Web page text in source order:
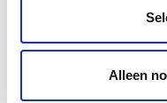
Alleen
5 tips voor het